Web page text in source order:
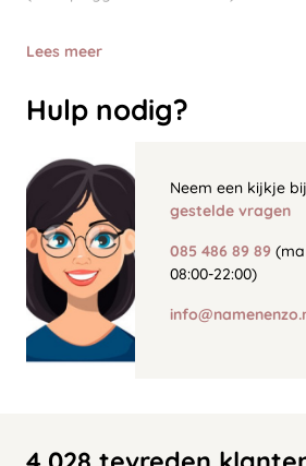
Lees meer
Hulp nodig?
Neem een kijkje
gestelde vragen
085 486 89 89
08:00-22:00)